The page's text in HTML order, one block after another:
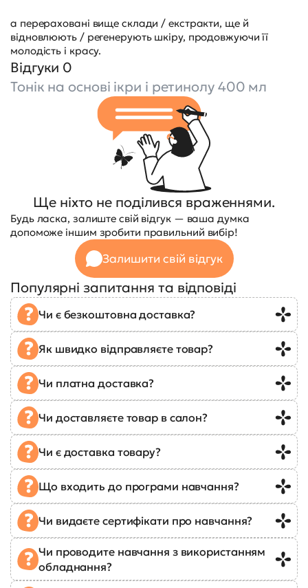
а перераховані вище склади / екстракти, ще й
відновлюють / регенерують шкіру, продовжуючи її
молодість і красу.
Відгуки 0
Тонік на основі ікри і ретинолу 400 мл
Ще ніхто не поділився враженнями.
Будь ласка, залиште свій відгук — ваша думка
допоможе іншим зробити правильний вибір!
Залишити свій відгук
Популярні запитання та відповіді
Чи є безкоштовна доставка?
Як швидко відправляєте товар?
Чи платна доставка?
Чи доставляєте товар в салон?
Чи є доставка товару?
Що входить до програми навчання?
Чи видаєте сертифікати про навчання?
Чи проводите навчання з використанням
обладнання?